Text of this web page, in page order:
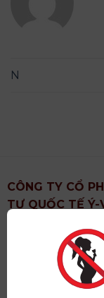
N
CÔNG TY CỔ
TƯ QUỐC TẾ Ý-
: Khu 6,
Showroom: Số
Thành Phố Hà
Giấy ĐKKD số: